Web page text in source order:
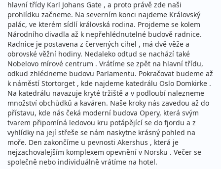
hlavní třídy Karl Johans Gate , a proto právě zde naši
prohlídku začneme. Na severním konci najdeme Královský
palác, ve kterém sídlí královská rodina. Projdeme se kolem
Národního divadla až k nepřehlédnutelné budově radnice.
Radnice je postavena z červených cihel , má dvě věže a
obrovské věžní hodiny. Nedaleko odtud se nachází také
Nobelovo mírové centrum . Vrátíme se zpět na hlavní třídu,
odkud zhlédneme budovu Parlamentu. Pokračovat budeme až
k náměstí Stortorget , kde najdeme katedrálu Oslo Domkirke .
Na katedrálu navazuje kryté tržiště a v podloubí nalezneme
množství obchůdků a kaváren. Naše kroky nás zavedou až do
přístavu, kde nás čeká moderní budova Opery, která svým
tvarem připomíná ledovou kru potápějící se do fjordu a z
vyhlídky na její střeše se nám naskytne krásný pohled na
moře. Den zakončíme u pevnosti Akershus , která je
nejzachovalejším komplexem opevnění v Norsku . Večer se
společně nebo individuálně vrátíme na hotel.